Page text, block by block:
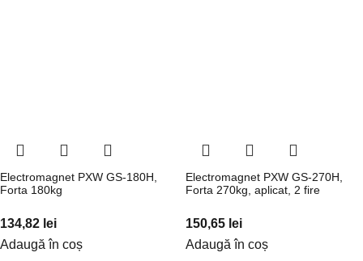
Electromagnet PXW GS-180H,
Forta 180kg
134,82 lei
Adaugă în coș
Electromagnet PXW GS-270H,
Forta 270kg, aplicat, 2 fire
150,65 lei
Adaugă în coș